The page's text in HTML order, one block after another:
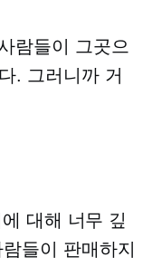
람들이 그곳으
. 그러니까 거
대해 너무 깊
들이 판매하지